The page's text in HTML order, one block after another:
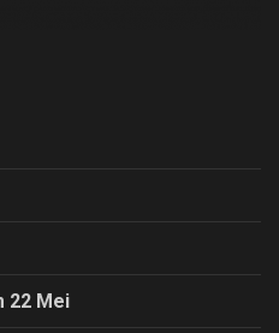
22 Mei